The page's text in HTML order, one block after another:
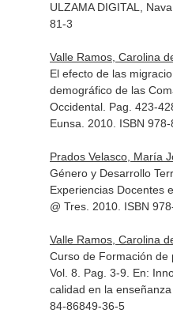
ULZAMA DIGITAL,
81-3
Valle Ramos, Carolina
El efecto de las
demográfico de las
Occidental. Pag. 423-
Eunsa. 2010. ISBN
Prados Velasco, María
Género y Desarrollo
Experiencias Docentes
@ Tres. 2010. ISBN
Valle Ramos, Carolina
Curso de Formación de
Vol. 8. Pag. 3-9. En:
calidad en la
84-86849-36-5